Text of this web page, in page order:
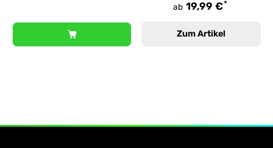
ab 19,99 €*
Zum Artikel